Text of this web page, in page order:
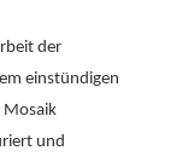
der
einstündigen
Mosaik
und